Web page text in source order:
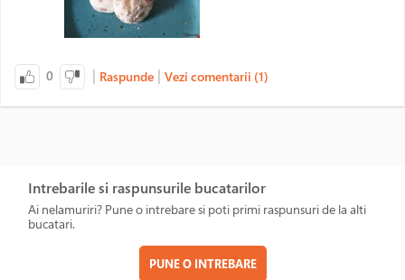
0 | Raspunde | Vezi comentarii (1)
Intrebarile si raspunsurile bucatarilor
Ai nelamuriri? Pune o intrebare si poti primi raspunsuri de la alti
bucatari.
PUNE O INTREBARE